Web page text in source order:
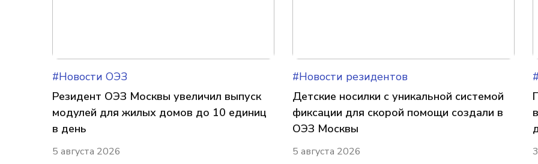
#Новости ОЭЗ
Резидент ОЭЗ Москвы увеличил выпуск
модулей для жилых домов до 10 единиц
в день
5 августа 2026
#Новости резидентов
Детские носилки с уникальной системой
фиксации для скорой помощи создали в
ОЭЗ Москвы
5 августа 2026